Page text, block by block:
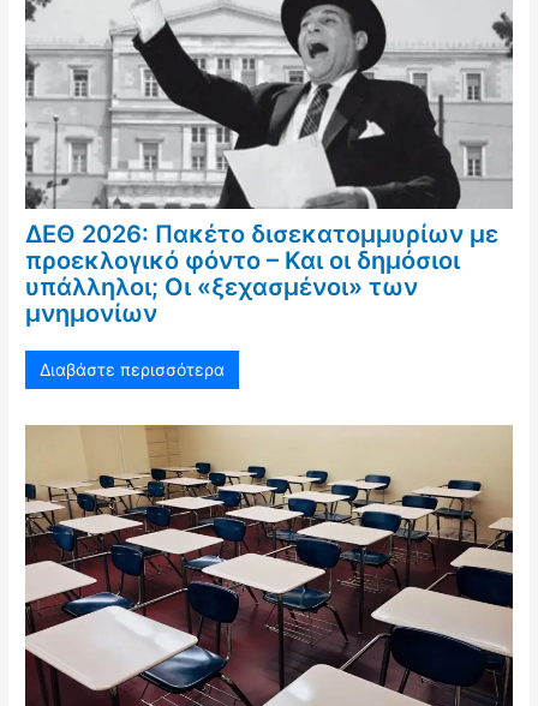
ΔΕΘ 2026: Πακέτο δισεκατομμυρίων με
προεκλογικό φόντο – Και οι δημόσιοι
υπάλληλοι; Οι «ξεχασμένοι» των
μνημονίων
Διαβάστε περισσότερα